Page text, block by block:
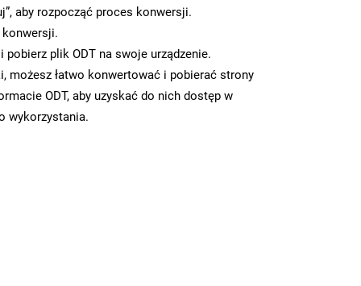
aby rozpocząć proces konwersji.
konwersji.
plik ODT na swoje urządzenie.
możesz łatwo konwertować i pobierać strony
ODT, aby uzyskać do nich dostęp w
wykorzystania.